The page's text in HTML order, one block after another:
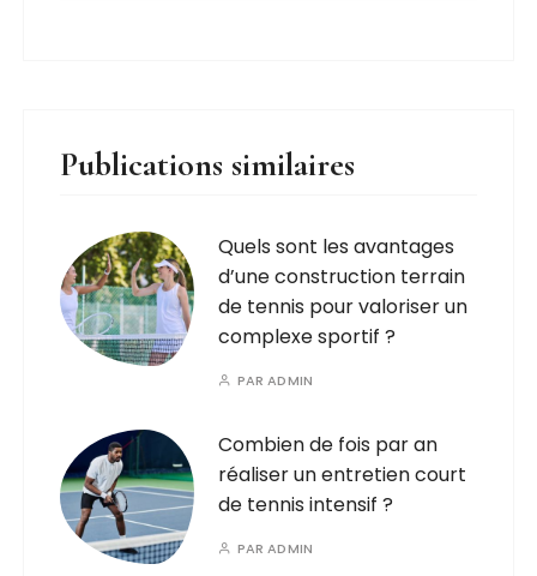
Publications similaires
Quels sont les avantages
d’une construction terrain
de tennis pour valoriser un
complexe sportif ?
PARADMIN
Combien de fois par an
réaliser un entretien court
de tennis intensif ?
PARADMIN